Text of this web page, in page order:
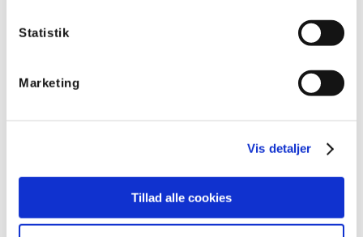
Statistik
Marketing
Vis detaljer
Tillad alle cookies
Varenummer:
1 2 3 4